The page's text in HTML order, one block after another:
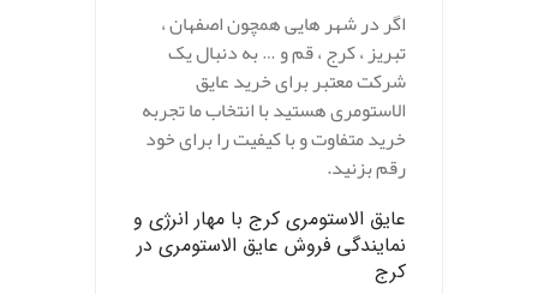
اگر در شهر هایی همچون اصفهان ،
تبریز ، کرج ، قم و … به دنبال یک
شرکت معتبر برای خرید عایق
الاستومری هستید با انتخاب ما تجربه
خرید متفاوت و با کیفیت را برای خود
رقم بزنید.
عایق الاستومری کرج با مهار انرژی و
نمایندگی فروش عایق الاستومری در
کرج